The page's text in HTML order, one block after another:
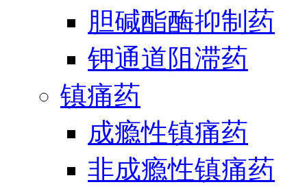
胆碱酯酶抑制药
钾通道阻滞药
镇痛药
成瘾性镇痛药
非成瘾性镇痛药